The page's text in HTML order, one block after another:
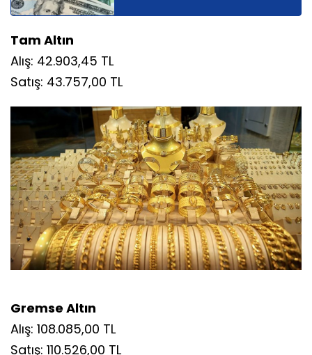
Tam Altın
Alış: 42.903,45 TL
Satış: 43.757,00 TL
Gremse Altın
Alış: 108.085,00 TL
Satış: 110.526,00 TL